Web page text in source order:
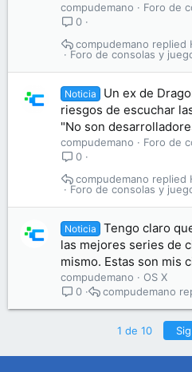
compudemano
Foro de
0
Foro de consolas y
compudemano
Noticia
Un ex de
riesgos de escuchar
"No son
compudemano
Foro de
0
Foro de consolas y
compudemano
Noticia
Tengo claro
las mejores series de
mismo. Estas son mis
compudemano
OS X
0
compudemano
1 de 10